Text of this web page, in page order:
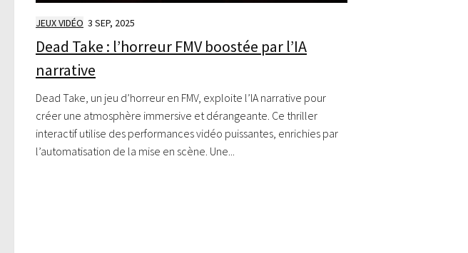
JEUX VIDÉO 3 SEP, 2025
Dead Take : l’horreur FMV boostée par l’IA
narrative
Dead Take, un jeu d’horreur en FMV, exploite l’IA narrative pour
créer une atmosphère immersive et dérangeante. Ce thriller
interactif utilise des performances vidéo puissantes, enrichies par
l’automatisation de la mise en scène. Une...